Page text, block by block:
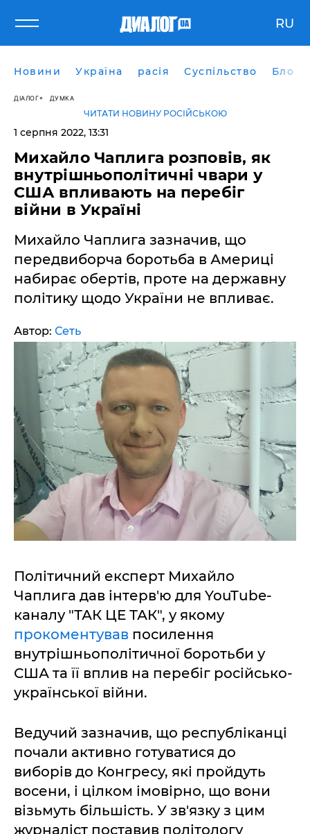
RU
Новини Україна расія Суспільство Блоги
ДІАЛОГ ДУМКА
ЧИТАТИ НОВИНУ РОСІЙСЬКОЮ
1 серпня 2022, 13:31
Михайло Чаплига розповів, як
внутрішньополітичні чвари у
США впливають на перебіг
війни в Україні
Михайло Чаплига зазначив, що
передвиборча боротьба в Америці
набирає обертів, проте на державну
політику щодо України не впливає.
Автор: Сеть
Політичний експерт Михайло
Чаплига дав інтерв'ю для YouTube-
каналу "ТАК ЦЕ ТАК", у якому
прокоментував посилення
внутрішньополітичної боротьби у
США та її вплив на перебіг російсько-
української війни.
Ведучий зазначив, що республіканці
почали активно готуватися до
виборів до Конгресу, які пройдуть
восени, і цілком імовірно, що вони
візьмуть більшість. У зв'язку з цим
журналіст поставив політологу